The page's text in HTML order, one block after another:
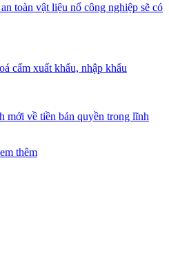
toàn vật liệu nổ công nghiệp sẽ có
cấm xuất khẩu, nhập khẩu
mới về tiền bản quyền trong lĩnh
thêm